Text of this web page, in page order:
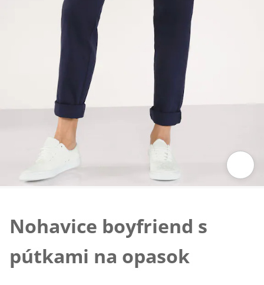
Nohavice boyfriend s
pútkami na opasok